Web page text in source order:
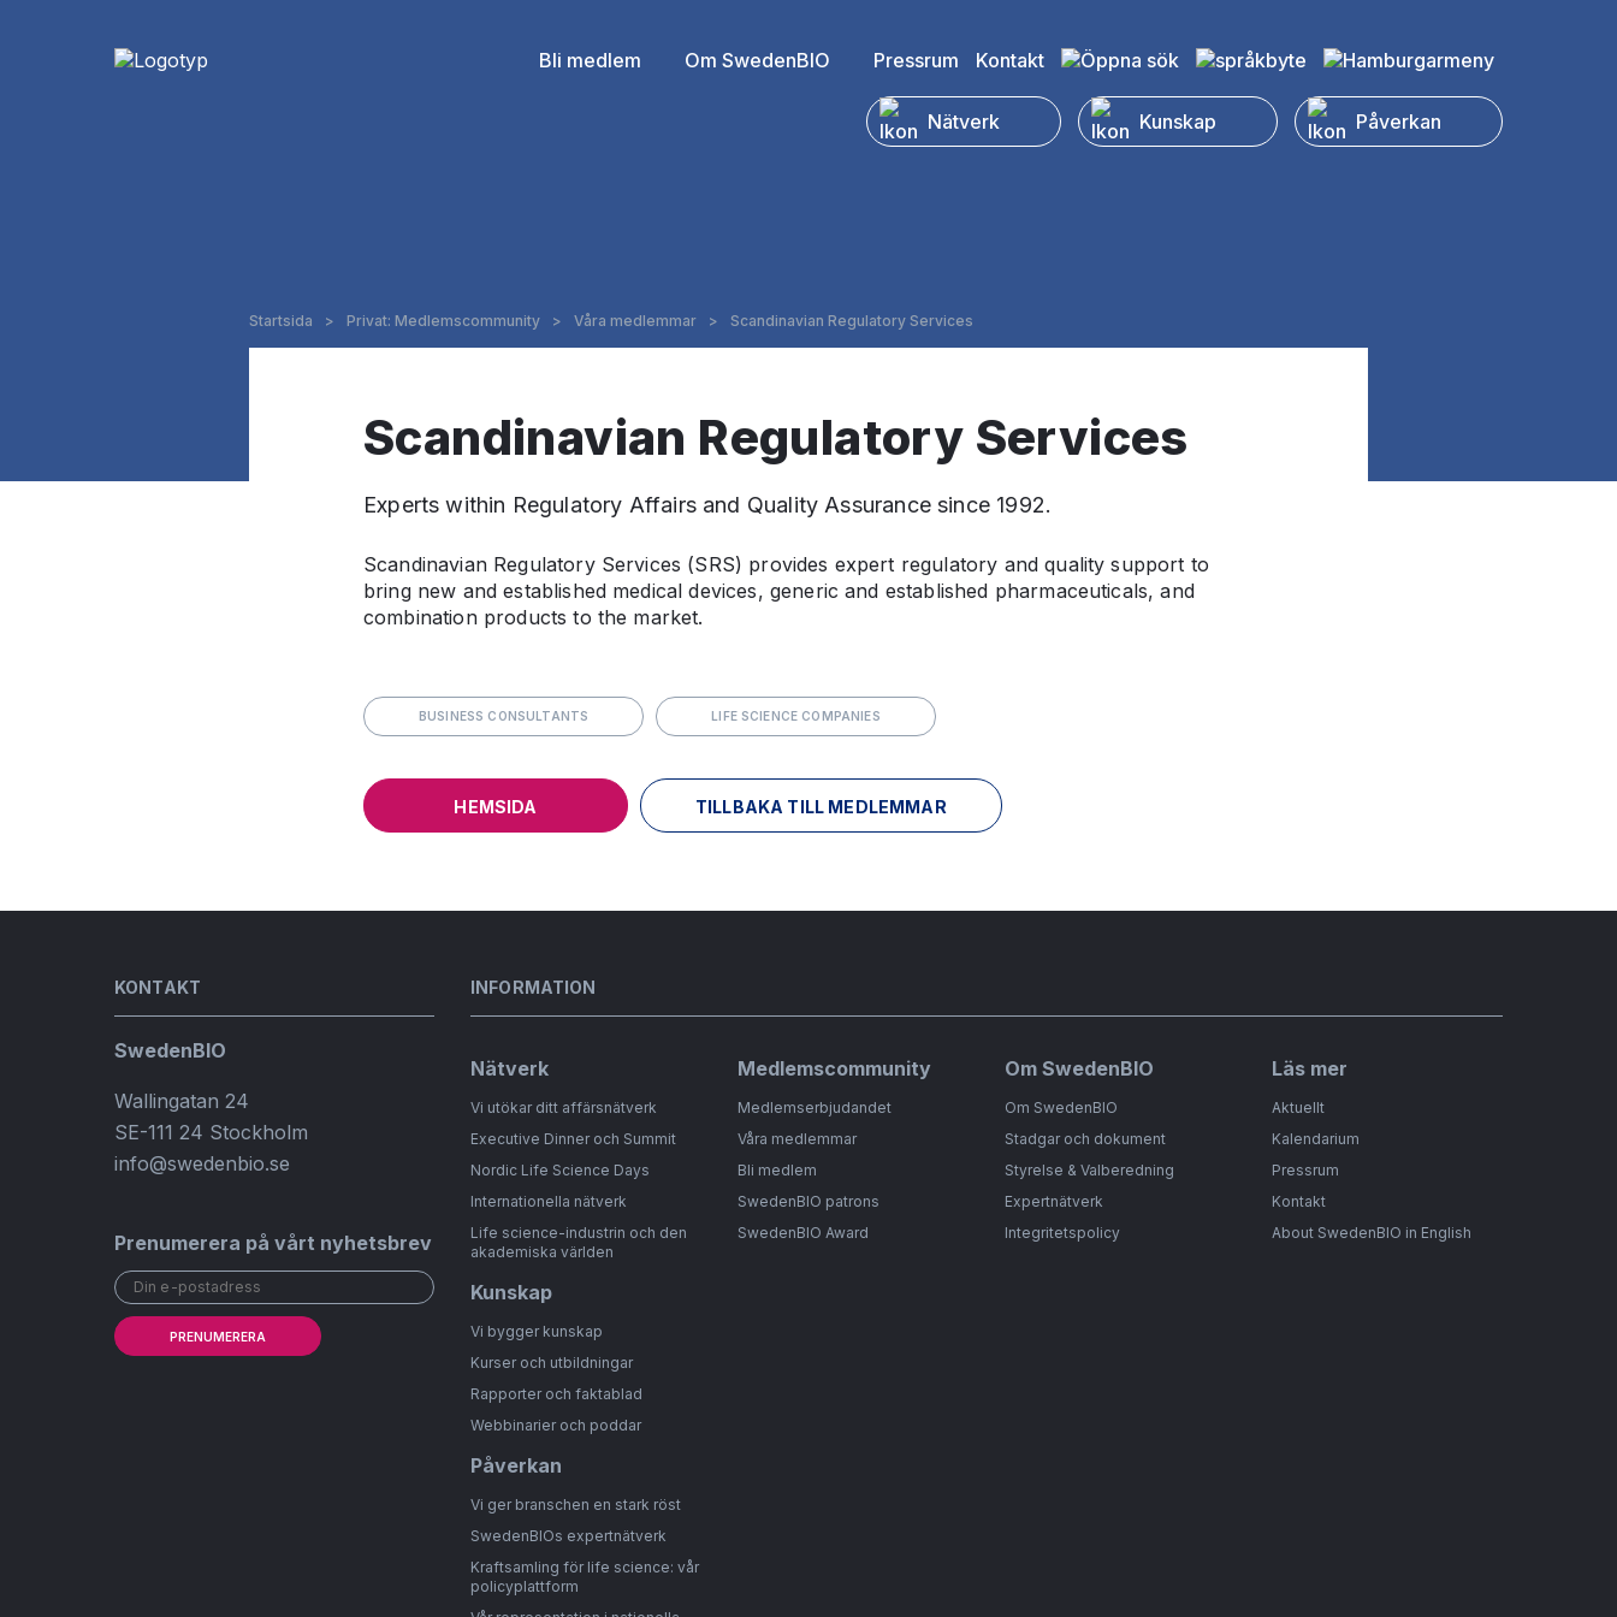
Bli medlem Om SwedenBIO Pressrum Kontakt
Nätverk Kunskap Påverkan
Startsida > Privat: Medlemscommunity > Våra medlemmar > Scandinavian Regulatory Services
Scandinavian Regulatory Services
Experts within Regulatory Affairs and Quality Assurance since 1992.
Scandinavian Regulatory Services (SRS) provides expert regulatory and quality support to
bring new and established medical devices, generic and established pharmaceuticals, and
combination products to the market.
BUSINESS CONSULTANTS LIFE SCIENCE COMPANIES
HEMSIDA TILLBAKA TILL MEDLEMMAR
KONTAKT
SwedenBIO
Wallingatan 24
SE-111 24 Stockholm
info@swedenbio.se
Prenumerera på vårt nyhetsbrev
PRENUMERERA
INFORMATION
Nätverk
Vi utökar ditt affärsnätverk
Executive Dinner och Summit
Nordic Life Science Days
Internationella nätverk
Life science-industrin och den
akademiska världen
Kunskap
Vi bygger kunskap
Kurser och utbildningar
Rapporter och faktablad
Webbinarier och poddar
Påverkan
Vi ger branschen en stark röst
SwedenBIOs expertnätverk
Kraftsamling för life science: vår
policyplattform
Medlemscommunity
Medlemserbjudandet
Våra medlemmar
Bli medlem
SwedenBIO patrons
SwedenBIO Award
Om SwedenBIO
Om SwedenBIO
Stadgar och dokument
Styrelse & Valberedning
Expertnätverk
Integritetspolicy
Läs mer
Aktuellt
Kalendarium
Pressrum
Kontakt
About SwedenBIO in English